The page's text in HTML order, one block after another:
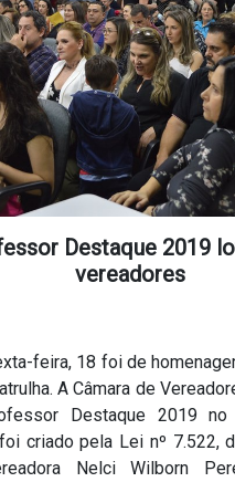
Destaque 2019
vereadores
feira, 18 foi de
A Câmara de
Destaque 2019 no
criado pela Lei nº 7.522,
Nelci Wilborn